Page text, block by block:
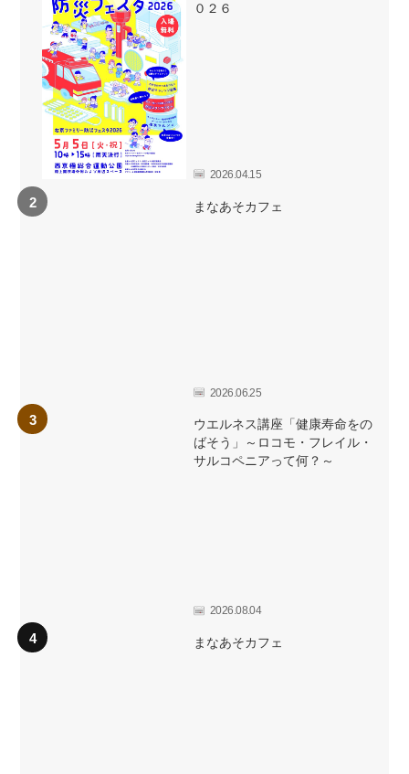
０２６
2026.04.15
まなあそカフェ
2026.06.25
ウエルネス講座「健康寿命をの
ばそう」～ロコモ・フレイル・
サルコペニアって何？～
2026.08.04
まなあそカフェ